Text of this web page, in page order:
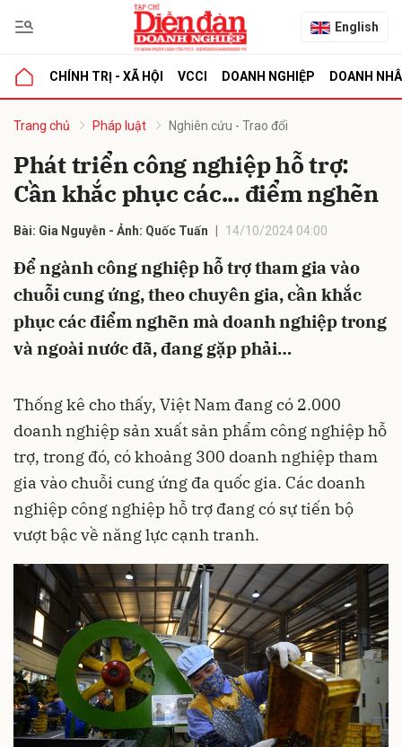
English
CHÍNH TRỊ - XÃ HỘI VCCI DOANH NGHIỆP DOANH
Trang chủ Pháp luật Nghiên cứu - Trao đổi
Phát triển công nghiệp hỗ trợ:
Cần khắc phục các... điểm nghẽn
Bài: Gia Nguyễn - Ảnh: Quốc Tuấn 14/10/2024 04:00
Để ngành công nghiệp hỗ trợ tham gia vào
chuỗi cung ứng, theo chuyên gia, cần khắc
phục các điểm nghẽn mà doanh nghiệp trong
và ngoài nước đã, đang gặp phải…
Thống kê cho thấy, Việt Nam đang có 2.000
doanh nghiệp sản xuất sản phẩm công nghiệp hỗ
trợ, trong đó, có khoảng 300 doanh nghiệp tham
gia vào chuỗi cung ứng đa quốc gia. Các doanh
nghiệp công nghiệp hỗ trợ đang có sự tiến bộ
vượt bậc về năng lực cạnh tranh.
luận
Hủy